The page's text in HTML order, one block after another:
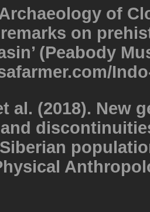
Archaeology of
on
(Peabody
al. (2018). New